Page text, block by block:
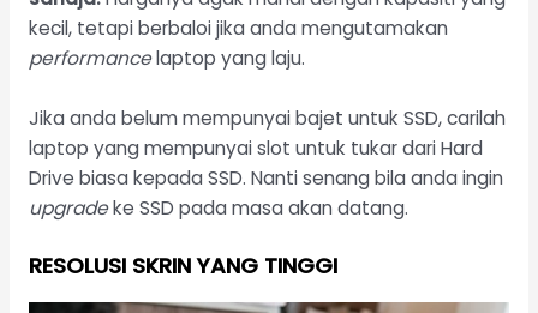
kecil, tetapi berbaloi jika anda mengutamakan
performancelaptop yang laju.
Jika anda belum mempunyai bajet untuk SSD, carilah
laptop yang mempunyai slot untuk tukar dari Hard
Drive biasa kepada SSD. Nanti senang bila anda ingin
upgradeke SSD pada masa akan datang.
RESOLUSI SKRIN YANG TINGGI